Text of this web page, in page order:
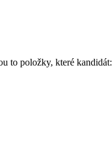
to položky, které kandidát: